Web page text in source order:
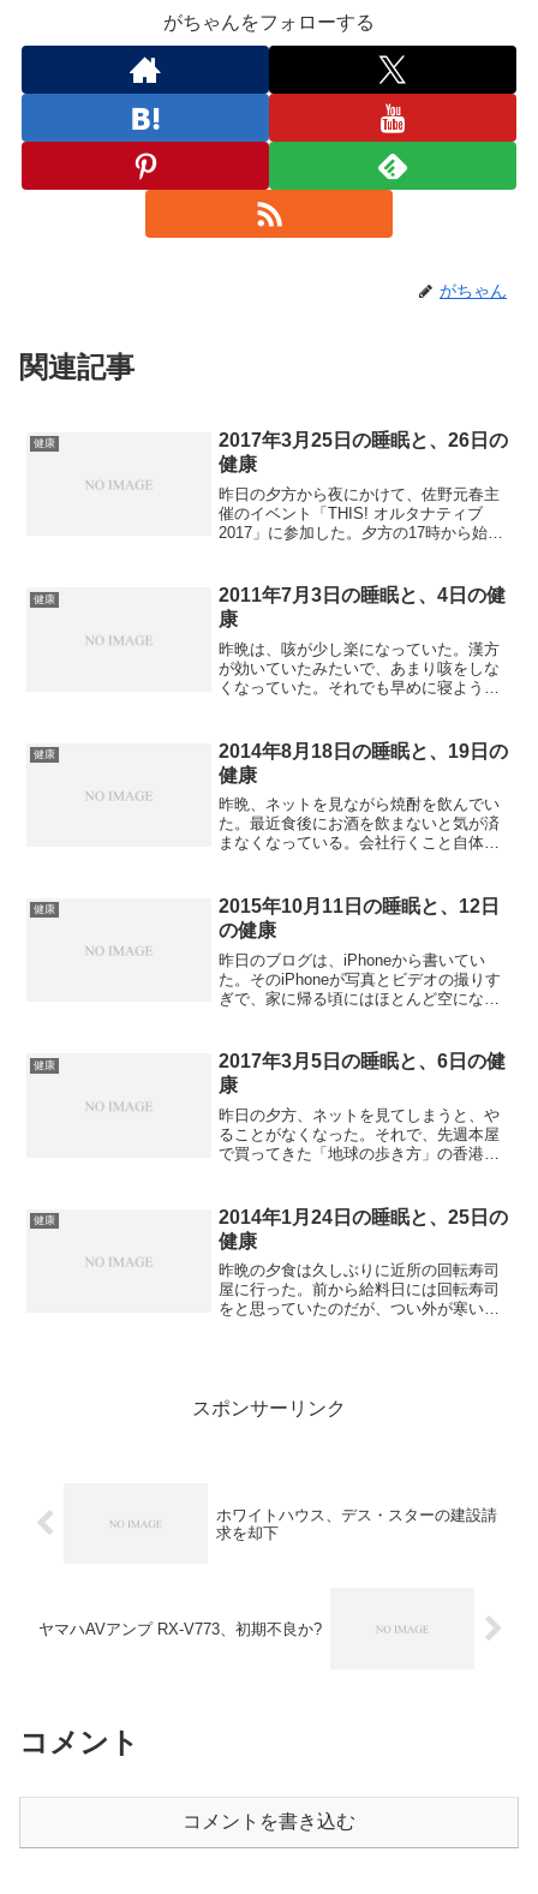
がちゃんをフォローする
がちゃん
関連記事
健康
2017年3月25日の睡眠と、26日の
健康
昨日の夕方から夜にかけて、佐野元春主
催のイベント「THIS! オルタナティブ
2017」に参加した。夕方の17時から始ま
が、自分たちの音楽を演奏し、なかなか
興味深...
健康
2011年7月3日の睡眠と、4日の健
康
昨晩は、咳が少し楽になっていた。漢方
が効いていたみたいで、あまり咳をしな
くなっていた。それでも早めに寝ようと
行かなくなっていて、放送を楽しめる状
況ではないとい...
健康
2014年8月18日の睡眠と、19日の
健康
昨晩、ネットを見ながら焼酎を飲んでい
た。最近食後にお酒を飲まないと気が済
まなくなっている。会社行くこと自体が
に行きたい訳でもない。また寝たが、次
に起きた時には6時4...
健康
2015年10月11日の睡眠と、12日
の健康
昨日のブログは、iPhoneから書いてい
た。そのiPhoneが写真とビデオの撮りす
ぎで、家に帰る頃にはほとんど空になっ
空になるまで放置していた。ただ、それ
は本日の...
健康
2017年3月5日の睡眠と、6日の健
康
昨日の夕方、ネットを見てしまうと、や
ることがなくなった。それで、先週本屋
で買ってきた「地球の歩き方」の香港・
に行くことはチケット予約等で決まって
いるが、どこを見るかはま...
健康
2014年1月24日の睡眠と、25日の
健康
昨晩の夕食は久しぶりに近所の回転寿司
屋に行った。前から給料日には回転寿司
をと思っていたのだが、つい外が寒いの
スポンサーリンク
ホワイトハウス、デス・スターの建設請
求を却下
ヤマハAVアンプ RX-V773、初期不良か?
コメント
コメントを書き込む